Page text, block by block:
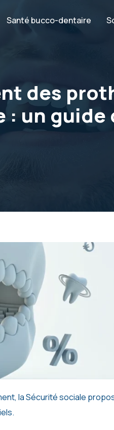
Santé bucco-dentaire
des
: un guide